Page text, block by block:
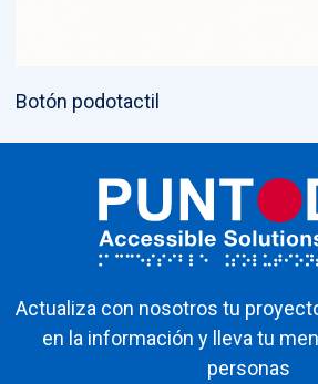
Botón podotactil
Actualiza con nosotros tu
en la información y lleva tu
personas